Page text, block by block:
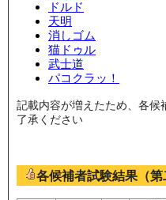
ドルド
天明
消しゴム
猫ドゥル
武士道
パコクラッ！
記載内容が増えたため、各候
了承ください
各候補者試験結果（第